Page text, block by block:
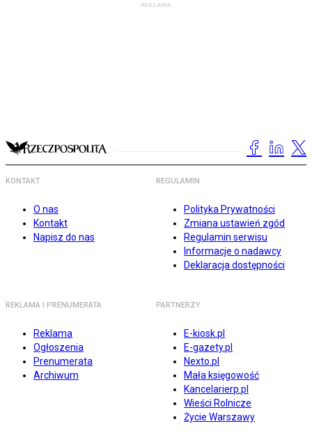
KONTAKT
O nas
Kontakt
Napisz do nas
REGULAMIN
Polityka Prywatności
Zmiana ustawień zgód
Regulamin serwisu
Informacje o nadawcy
Deklaracja dostępności
REKLAMA I PRENUMERATA
Reklama
Ogłoszenia
Prenumerata
Archiwum
PARTNERZY
E-kiosk.pl
E-gazety.pl
Nexto.pl
Mała księgowość
Kancelarierp.pl
Wieści Rolnicze
Życie Warszawy